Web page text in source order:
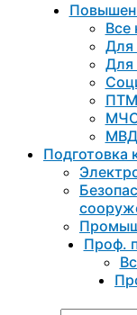
Все
Для
Для
ПТМ
МВД
Подготовка
Проф.